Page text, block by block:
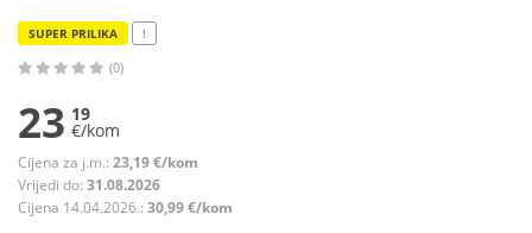
SUPER PRILIKA !
(0)
23 19
€/kom
Cijena za j.m.: 23,19 €/kom
Vrijedi do: 31.08.2026
Cijena 14.04.2026.: 30,99 €/kom